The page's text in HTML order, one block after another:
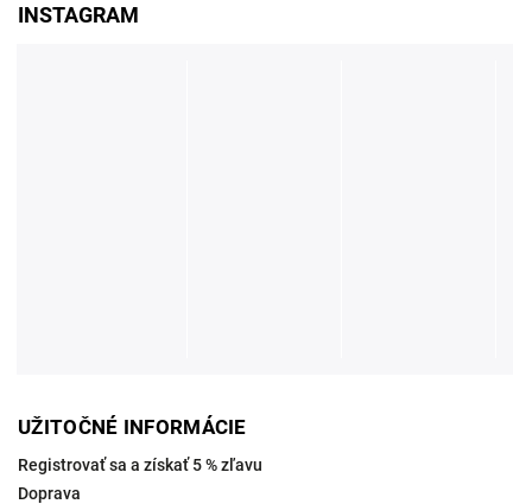
UŽITOČNÉ INFORMÁCIE
Registrovať sa a získať 5 % zľavu
Doprava
INSTAGRAM